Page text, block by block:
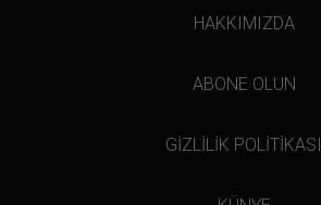
HAKKIMIZDA
ABONE OLUN
GİZLİLİK POLİTİKASI